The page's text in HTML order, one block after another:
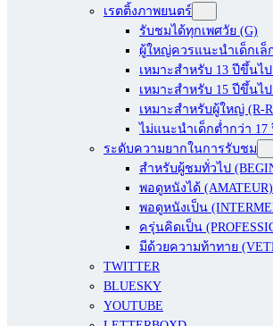
เรตติ้งภาพยนตร์
รับชมได้ทุกเพศวัย (G)
ผู้ใหญ่ควรแนะนำเด็กเล็
เหมาะสำหรับ 13 ปีขึ้นไป
เหมาะสำหรับ 15 ปีขึ้นไป
เหมาะสำหรับผู้ใหญ่ (R-
ไม่แนะนำเด็กต่ำกว่า 17
ระดับความยากในการรับชม
สำหรับผู้ชมทั่วไป
พอดูหนังได้ (AMATEUR)
พอดูหนังเป็น
ครุ่นคิดเป็น
มีด้วยความท้าทาย
TWITTER
BLUESKY
YOUTUBE